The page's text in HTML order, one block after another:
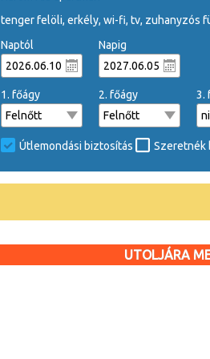
tenger felöli, erkély, wi-fi, tv, zuhanyzós
Naptól
Napig
1. főágy 2. főágy 3.
Útlemondási biztosítás Szeretnék
UTOLJÁRA